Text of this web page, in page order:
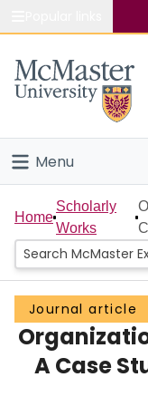
Study
Connect
Menu
Home
People
Groups
Scholarly Works
About
Home
Scholarly
Works
Journal article
A Case